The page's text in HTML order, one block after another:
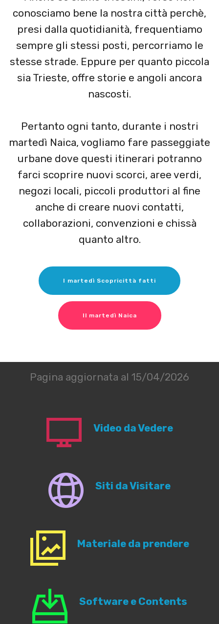
conosciamo bene la nostra città perchè,
presi dalla quotidianità, frequentiamo
sempre gli stessi posti, percorriamo le
stesse strade. Eppure per quanto piccola
sia Trieste, offre storie e angoli ancora
nascosti.
Pertanto ogni tanto, durante i nostri
martedì Naica, vogliamo fare passeggiate
urbane dove questi itinerari potranno
farci scoprire nuovi scorci, aree verdi,
negozi locali, piccoli produttori al fine
anche di creare nuovi contatti,
collaborazioni, convenzioni e chissà
quanto altro.
I martedì Scopricittà fatti
Il martedì Naica
Pagina aggiornata al 15/04/2026
Video da Vedere
Siti da Visitare
Materiale da prendere
Software e Contents